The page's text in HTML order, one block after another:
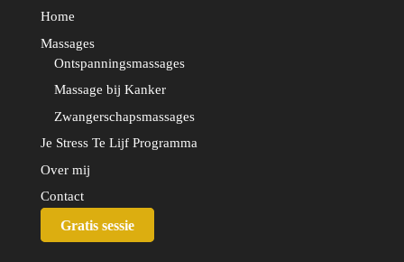
Home
Massages
Ontspanningsmassages
Massage bij Kanker
Zwangerschapsmassages
Je Stress Te Lijf Programma
Over mij
Contact
Gratis sessie